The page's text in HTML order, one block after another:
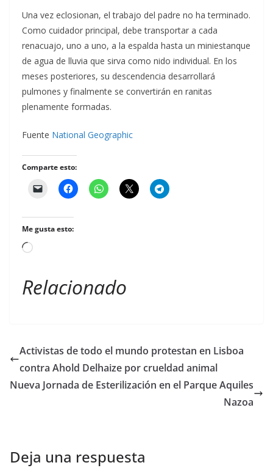
Una vez eclosionan, el trabajo del padre no ha terminado.
Como cuidador principal, debe transportar a cada
renacuajo, uno a uno, a la espalda hasta un miniestanque
de agua de lluvia que sirva como nido individual. En los
meses posteriores, su descendencia desarrollará
pulmones y finalmente se convertirán en ranitas
plenamente formadas.
Fuente National Geographic
Comparte esto:
Me gusta esto:
Cargando...
Relacionado
Activistas de todo el mundo protestan en Lisboa
contra Ahold Delhaize por crueldad animal
Nueva Jornada de Esterilización en el Parque Aquiles
Nazoa
Deja una respuesta